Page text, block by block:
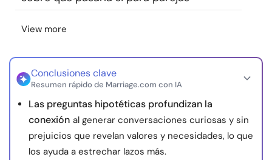
nosotros
View more
Conclusiones clave
Resumen rápido de Marriage.com con IA
Las preguntas hipotéticas profundizan la
conexión al generar conversaciones curiosas y sin
prejuicios que revelan valores y necesidades, lo que
los ayuda a estrechar lazos más.